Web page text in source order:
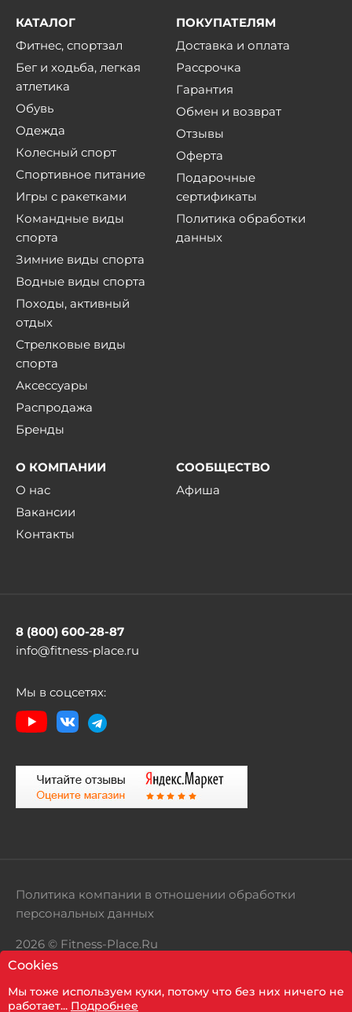
Показать фильтр
КАТАЛОГ
Фитнес, спортзал
Бег и ходьба, легкая
атлетика
Обувь
Одежда
Колесный спорт
Спортивное питание
Игры с ракетками
Командные виды
спорта
Зимние виды спорта
Водные виды спорта
Походы, активный
отдых
Стрелковые виды
спорта
Аксессуары
Распродажа
Бренды
ПОКУПАТЕЛЯМ
Доставка и оплата
Рассрочка
Гарантия
Обмен и возврат
Отзывы
Оферта
Подарочные
сертификаты
Политика обработки
данных
О КОМПАНИИ
О нас
Вакансии
Контакты
СООБЩЕСТВО
Афиша
8 (800) 600-28-87
info@fitness-place.ru
Мы в соцсетях:
2026 © Fitness-Place.Ru
Территория здорового образа жизни
Политика компании в отношении обработки
персональных данных
Cookies
Мы тоже используем куки, потому что без них ничего не
работает... Подробнее